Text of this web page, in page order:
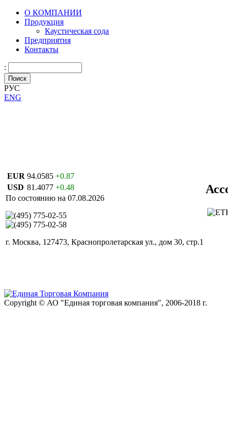
О КОМПАНИИ
Продукция
Каустическая сода
Предприятия
Контакты
:
РУС
ENG
EUR 94.0585 +0.87
USD 81.4077 +0.48
По состоянию на 07.08.2026
г. Москва, 127473, Краснопролетарская ул., дом 30, стр.1
Copyright © АО "Единая торговая компания", 2006-2018 г.